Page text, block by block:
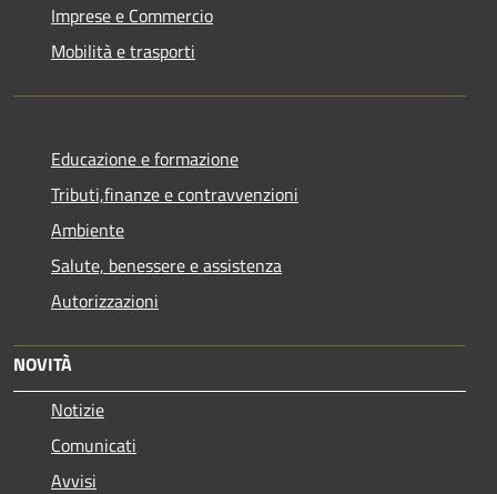
Imprese e Commercio
Mobilità e trasporti
Educazione e formazione
Tributi,finanze e contravvenzioni
Ambiente
Salute, benessere e assistenza
Autorizzazioni
NOVITÀ
Notizie
Comunicati
Avvisi